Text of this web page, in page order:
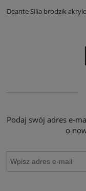
Deante Silia brodzik
Podaj swój adres e-
o